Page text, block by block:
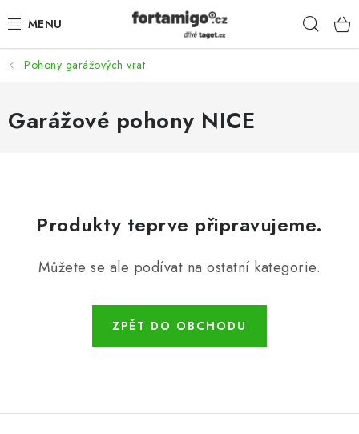
na
SADY - ZVÝHODNĚNÉ
POHONY
KŘÍDLOVÉ BRÁNY A BRANKY
ZÁVĚSNÉ BRÁNY
KONSTRUKČNÍ PROFILY
Pohony garážových vrat
Garážové pohony NICE
Produkty teprve připravujeme.
Můžete se ale podívat na ostatní kategorie.
ZPĚT DO OBCHODU